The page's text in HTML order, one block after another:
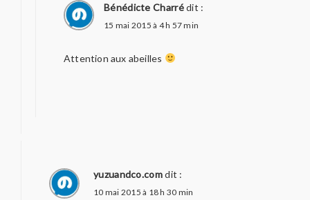
Bénédicte Charrédit :
15 mai 2015 à 4 h 57 min
Attention aux abeilles
yuzuandco.comdit :
10 mai 2015 à 18 h 30 min